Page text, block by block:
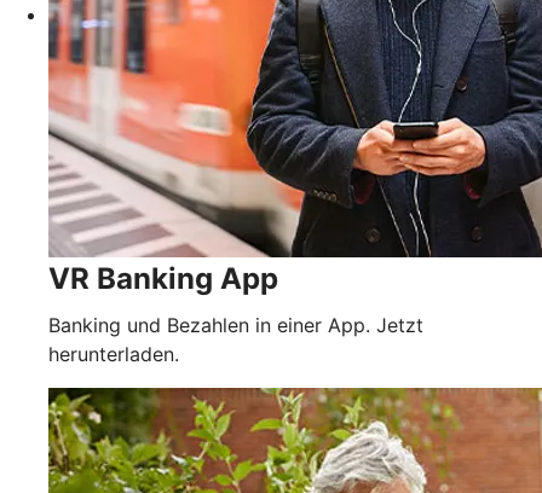
VR Banking App
Banking und Bezahlen in einer App. Jetzt
herunterladen.